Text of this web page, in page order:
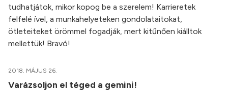
tudhatjátok, mikor kopog be a szerelem! Karrieretek
felfelé ível, a munkahelyeteken gondolataitokat,
ötleteiteket örömmel fogadják, mert kitűnően kiálltok
mellettük! Bravó!
2018. MÁJUS 26.
Varázsoljon el téged a gemini!